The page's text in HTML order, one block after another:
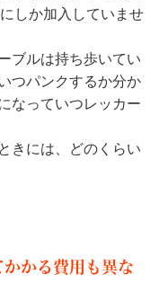
しか加入していませ
ブルは持ち歩いてい
つパンクするか分か
なっていつレッカー
きには、どのくらい
かる費用も異な